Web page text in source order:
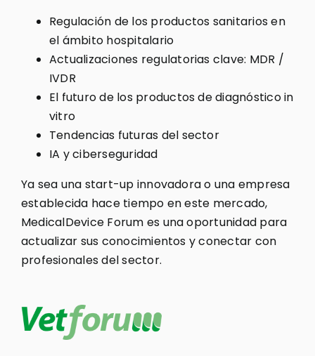
Regulación de los productos sanitarios en
el ámbito hospitalario
Actualizaciones regulatorias clave: MDR /
IVDR
El futuro de los productos de diagnóstico in
vitro
Tendencias futuras del sector
IA y ciberseguridad
Ya sea una start-up innovadora o una empresa
establecida hace tiempo en este mercado,
MedicalDevice Forum es una oportunidad para
actualizar sus conocimientos y conectar con
profesionales del sector.